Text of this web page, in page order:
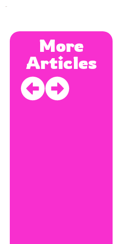
More
Articles